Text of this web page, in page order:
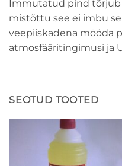
Immutatud pind
mistõttu see ei imbu
veepiiskadena mööda
atmosfääritingimusi ja
SEOTUD TOOTED